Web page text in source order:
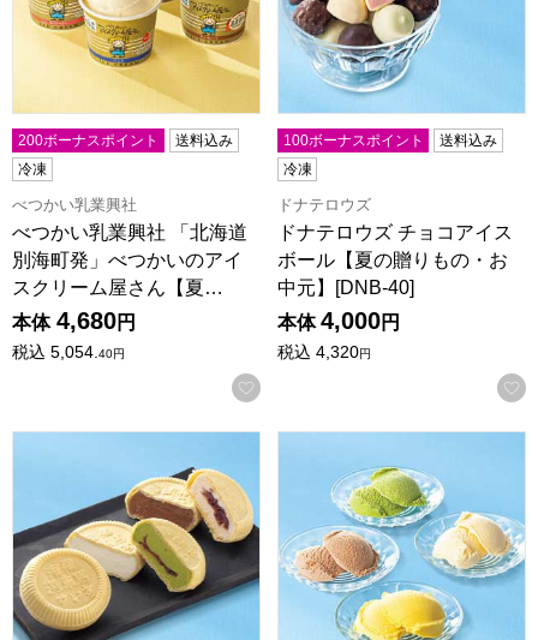
200ボーナスポイント
送料込み
冷凍
べつかい乳業興社
べつかい乳業興社 「北海道
別海町発」べつかいのアイ
スクリーム屋さん【夏…
本体 4,680円
税込 5,054.40円
お気に入りに登録する
100ボーナスポイント
送料込み
冷凍
ドナテロウズ
ドナテロウズ チョコアイス
ボール【夏の贈りもの・お
中元】[DNB-40]
本体 4,000円
税込 4,320円